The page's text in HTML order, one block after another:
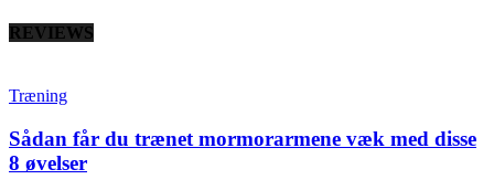
REVIEWS
Træning
Sådan får du trænet mormorarmene væk med disse
8 øvelser